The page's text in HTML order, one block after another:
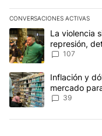
CONVERSACIONES ACTIVAS
Este listado muestra
Un artículo deLa violencia
represión,
107
Un artículo deInflación y
mercado
39